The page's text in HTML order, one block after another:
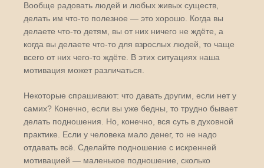
Вообще радовать людей и любых живых существ,
делать им что-то полезное — это хорошо. Когда вы
делаете что-то детям, вы от них ничего не ждёте, а
когда вы делаете что-то для взрослых людей, то чаще
всего от них чего-то ждёте. В этих ситуациях наша
мотивация может различаться.
Некоторые спрашивают: что давать другим, если нет у
самих? Конечно, если вы уже бедны, то трудно бывает
делать подношения. Но, конечно, вся суть в духовной
практике. Если у человека мало денег, то не надо
отдавать всё. Сделайте подношение с искренней
мотивацией — маленькое подношение, сколько